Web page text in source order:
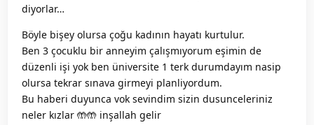
diyorlar…
Böyle bişey olursa çoğu kadının hayatı kurtulur.
Ben 3 çocuklu bir anneyim çalışmıyorum eşimin de
düzenli işi yok ben üniversite 1 terk durumdayım nasip
olursa tekrar sınava girmeyi planliyordum.
Bu haberi duyunca vok sevindim sizin dusunceleriniz
neler kızlar 🤲🤲 inşallah gelir